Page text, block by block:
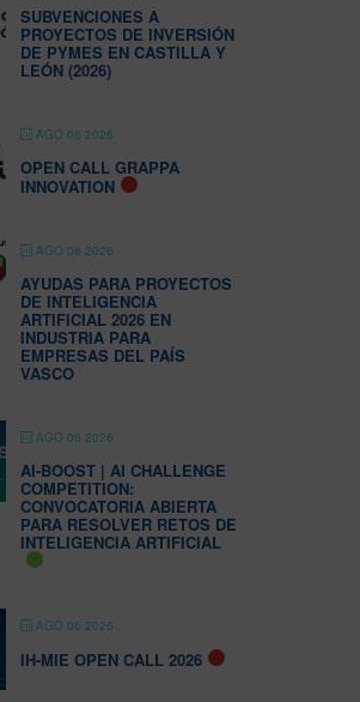
SUBVENCIONES A
PROYECTOS DE INVERSIÓN
DE PYMES EN CASTILLA Y
LEÓN (2026)
AGO 06 2026
OPEN CALL GRAPPA
INNOVATION
AGO 06 2026
AYUDAS PARA PROYECTOS
DE INTELIGENCIA
ARTIFICIAL 2026 EN
INDUSTRIA PARA
EMPRESAS DEL PAÍS
VASCO
AGO 06 2026
AI-BOOST | AI CHALLENGE
COMPETITION:
CONVOCATORIA ABIERTA
PARA RESOLVER RETOS DE
INTELIGENCIA ARTIFICIAL
AGO 06 2026
IH-MIE OPEN CALL 2026